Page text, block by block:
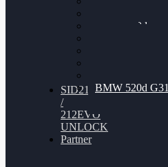
BMW 120d
BMW 520d G31
SID212
/
212EVO
UNLOCK
Partner